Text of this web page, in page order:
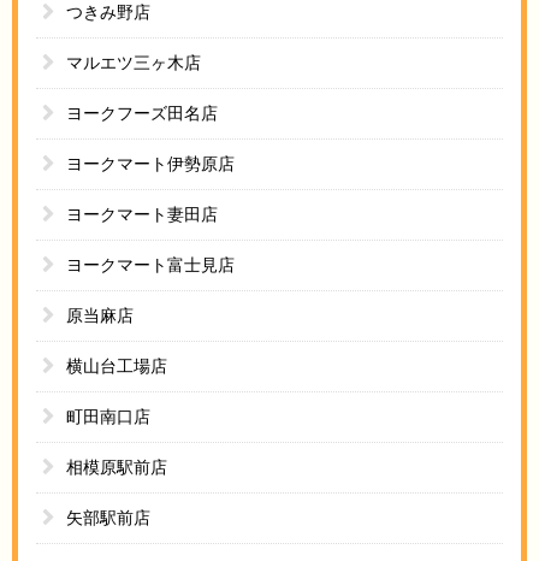
つきみ野店
マルエツ三ヶ木店
ヨークフーズ田名店
ヨークマート伊勢原店
ヨークマート妻田店
ヨークマート富士見店
原当麻店
横山台工場店
町田南口店
相模原駅前店
矢部駅前店